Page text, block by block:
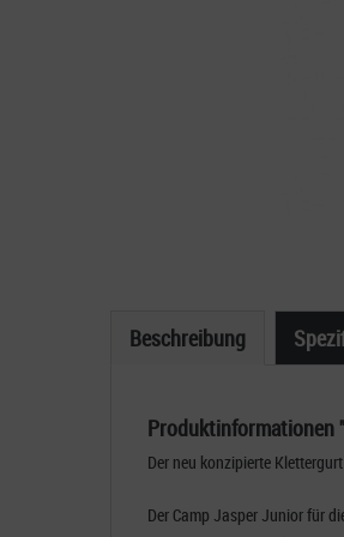
Beschreibung
Produktinformationen
Der neu konzipierte Klettergurt
Der Camp Jasper Junior für